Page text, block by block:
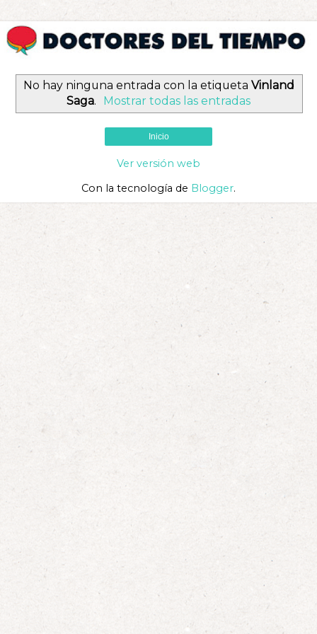
No hay ninguna entrada con la etiqueta Vinland
Saga. Mostrar todas las entradas
Inicio
Ver versión web
Con la tecnología de Blogger.